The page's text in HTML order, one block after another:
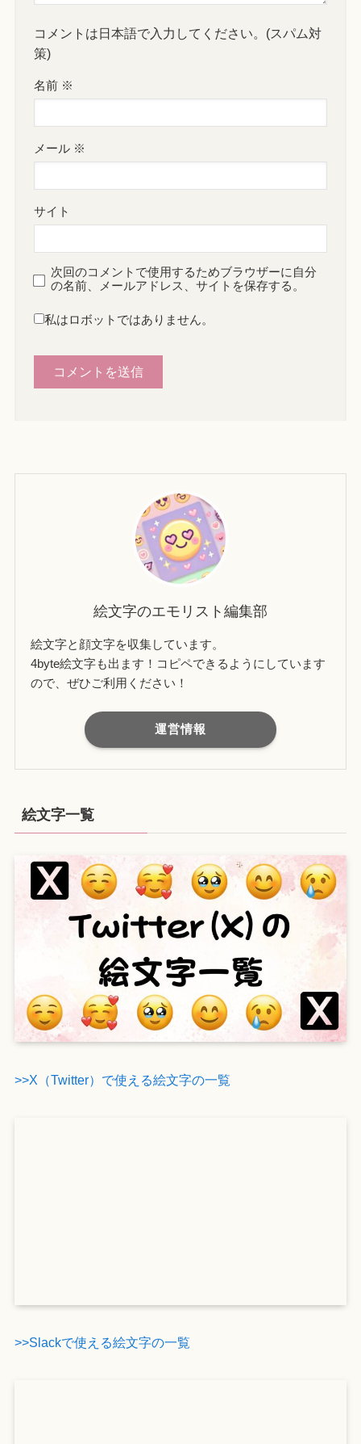
コメントは日本語で入力してください。(スパム対
策)
名前 ※
メール ※
サイト
次回のコメントで使用するためブラウザーに自分
の名前、メールアドレス、サイトを保存する。
私はロボットではありません。
絵文字のエモリスト編集部
絵文字と顔文字を収集しています。
4byte絵文字も出ます！コピペできるようにしています
ので、ぜひご利用ください！
運営情報
絵文字一覧
>>X（Twitter）で使える絵文字の一覧
>>Slackで使える絵文字の一覧